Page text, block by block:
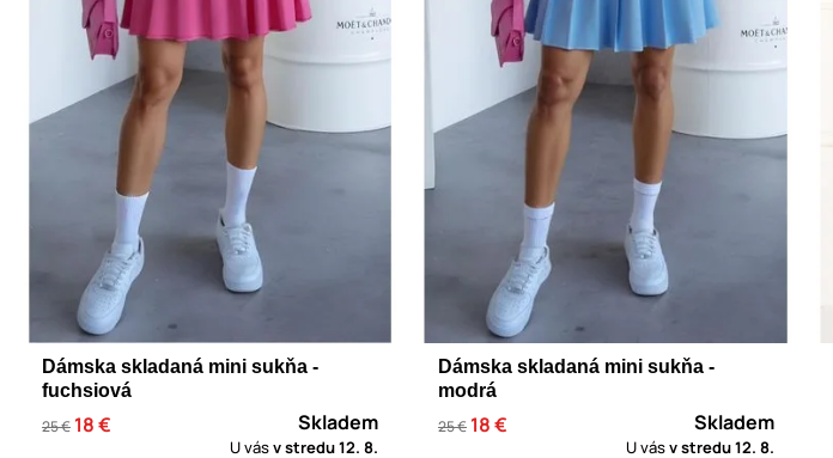
Dámska skladaná mini sukňa -
fuchsiová
25 € 18 € Skladem
U vásv stredu12. 8.
Dámska skladaná mini sukňa -
modrá
25 € 18 € Skladem
U vásv stredu12. 8.